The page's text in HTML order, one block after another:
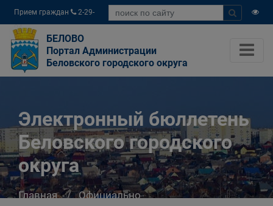
Прием граждан
2-29-
04
БЕЛОВО
Портал Администрации
Беловского городского округа
Электронный бюллетень
Беловского городского
округа
Главная
Официально